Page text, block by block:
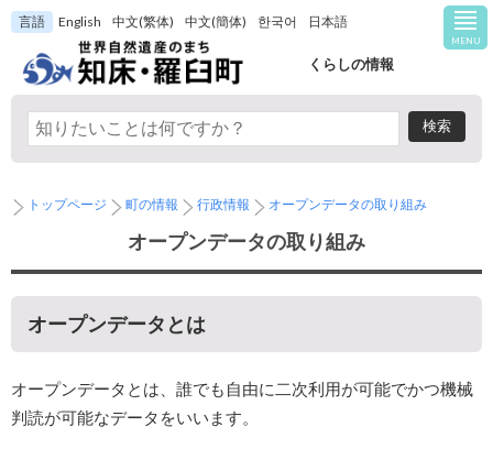
言語 English 中文(繁体) 中文(簡体) 한국어 日本語
くらしの情報
トップページ 町の情報 行政情報 オープンデータの取り組み
オープンデータの取り組み
オープンデータとは
オープンデータとは、誰でも自由に二次利用が可能でかつ機械
判読が可能なデータをいいます。
MENU